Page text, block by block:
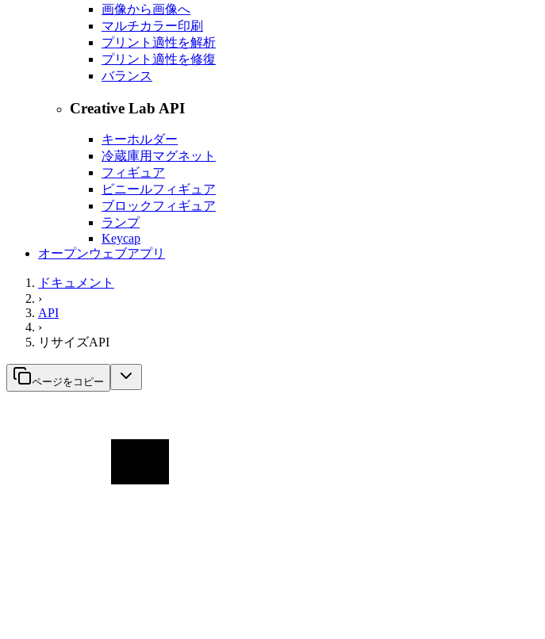
画像から画像へ
マルチカラー印刷
プリント適性を解析
プリント適性を修復
バランス
Creative Lab API
キーホルダー
冷蔵庫用マグネット
フィギュア
ビニールフィギュア
ブロックフィギュア
ランプ
Keycap
オープンウェブアプリ
ドキュメント
›
API
›
リサイズAPI
ページをコピー